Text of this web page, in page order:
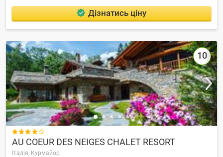
Дізнатись ціну
10

AU COEUR DES NEIGES CHALET RESORT
Італія, Курмайор